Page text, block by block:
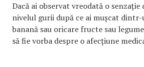
Dacă ai observat vreodată o senzație
nivelul gurii după ce ai mușcat dintr-
banană sau oricare fructe sau
să fie vorba despre o afecțiune